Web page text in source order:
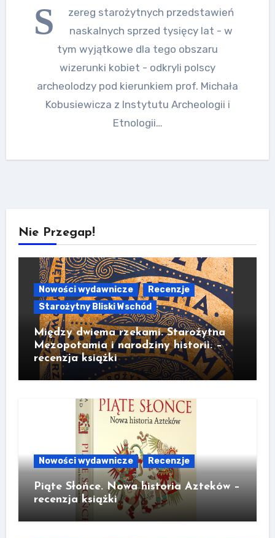
S
zereg starożytnych przedstawień
naskalnych sprzed tysięcy lat - w
tym wyjątkowe dla tego obszaru
wizerunki kobiet - odkryli polscy
archeolodzy pod kierunkiem prof. Michała
Kobusiewicza z Instytutu Archeologii i
Etnologii…
Nie Przegap!
Nowości wydawnicze
Recenzje
Starożytny Bliski Wschód
Między dwiema rzekami. Starożytna
Mezopotamia i narodziny historii. –
recenzja książki
Nowości wydawnicze Recenzje
Piąte Słońce. Nowa historia Azteków –
recenzja książki